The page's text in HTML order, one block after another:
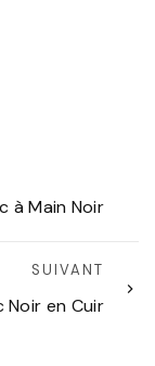
à Main Noir
SUIVANT
Noir en Cuir